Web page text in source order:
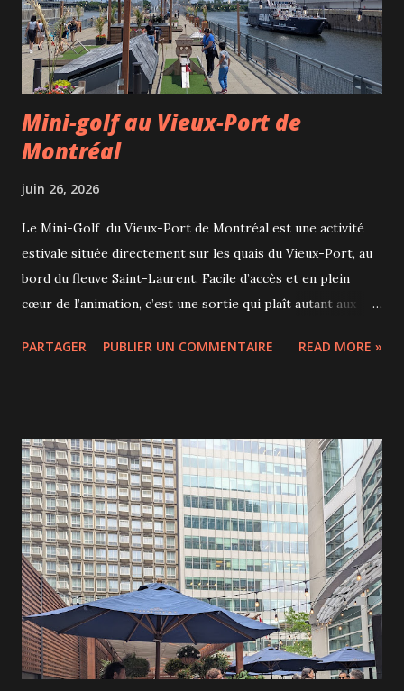
soit romantique, festive ou tout simplement familiale. Une
touche personnalisée qui rend la balade enc...
Mini-golf au Vieux-Port de
Montréal
juin 26, 2026
Le Mini-Golf du Vieux-Port de Montréal est une activité
estivale située directement sur les quais du Vieux-Port, au
bord du fleuve Saint-Laurent. Facile d’accès et en plein
cœur de l’animation, c’est une sortie qui plaît autant aux
de détente. Le site propose un parcours de 18 trous, divisé
une première partie de mini-golf ou pour les joueurs plus
expérimentés. À l’accueil, chaque joueur choisit sa couleur
de balle et de bâton, un petit détail qui ajoute une touche
ludique dès le départ. Le parcours est ponctué de
différents obstacles et aménagements qui rendent chaque
trou unique, tout en restant agréable et accessible. L’un des
principaux atouts du mini-golf est sans contredit son
emplacement. On joue à l’extérieur, avec une magnifique vue
sur le fl...
PARTAGER PUBLIER UN COMMENTAIRE READ MORE »